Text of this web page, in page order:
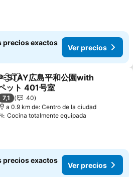
precios exactos
Ver precios
Agregar a favoritos
STAY広島平和公園with
ット 401号室
precios
7,1
40
a 0.9 km de: Centro de la ciudad
Cocina totalmente equipada
precios exactos
Ver precios